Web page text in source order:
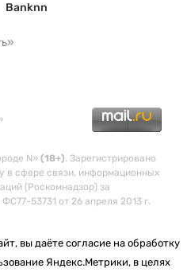
Banknn
N» (18+). Зарегистрировано
в сфере связи, информационных
(Роскомнадзор) за
53731 от 26 апреля 2013 г.
вы даёте согласие на обработку
Яндекс.Метрики, в целях